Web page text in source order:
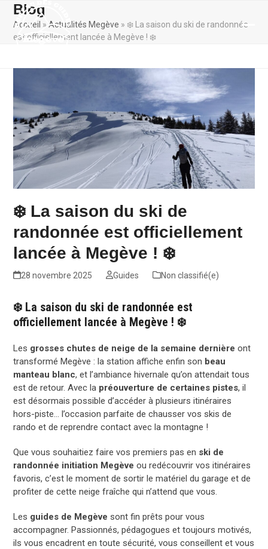
Skip
content
Blog
Accueil »Actualités Megève » ❄️ La saison du ski de randonnée
est officiellement lancée à Megève ! ❄️
❄️ La saison du ski de
randonnée est officiellement
lancée à Megève ! ❄️
28 novembre 2025 Guides Non classifié(e)
❄️ La saison du ski de randonnée est
officiellement lancée à Megève ! ❄️
Les grosses chutes de neige de la semaine dernière ont
transformé Megève : la station affiche enfin son beau
manteau blanc, et l’ambiance hivernale qu’on attendait tous
est de retour. Avec la préouverture de certaines pistes, il
est désormais possible d’accéder à plusieurs itinéraires
hors-piste… l’occasion parfaite de chausser vos skis de
rando et de reprendre contact avec la montagne !
Que vous souhaitiez faire vos premiers pas en ski de
randonnée initiation Megève ou redécouvrir vos itinéraires
favoris, c’est le moment de sortir le matériel du garage et de
profiter de cette neige fraîche qui n’attend que vous.
Les guides de Megève sont fin prêts pour vous
accompagner. Passionnés, pédagogues et toujours motivés,
ils vous encadrent en toute sécurité, vous conseillent et vous